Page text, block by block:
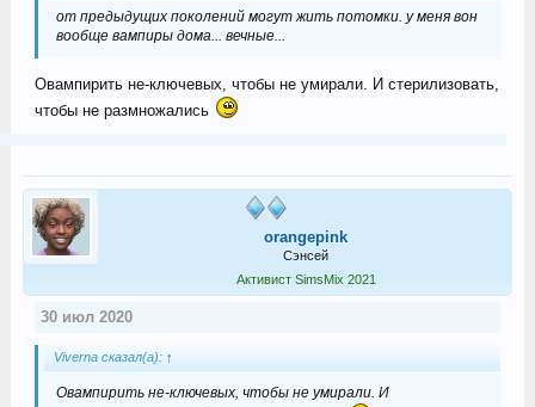
от предыдущих поколений могут жить потомки. у меня вон
вообще вампиры дома... вечные...
Овампирить не-ключевых, чтобы не умирали. И стерилизовать,
чтобы не размножались
orangepink
Сэнсей
Активист SimsMix 2021
30 июл 2020
Viverna сказал(а): ↑
Овампирить не-ключевых, чтобы не умирали. И